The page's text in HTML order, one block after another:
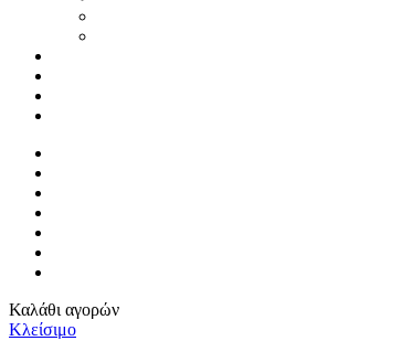
Καλάθι αγορών
Κλείσιμο